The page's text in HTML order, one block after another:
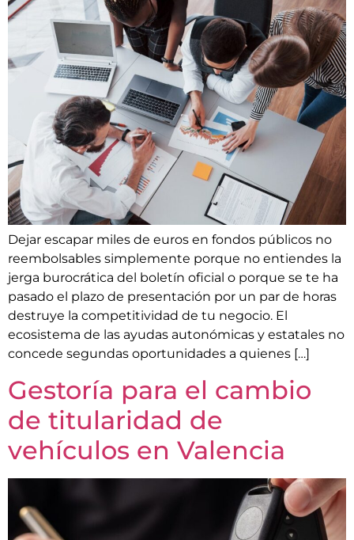
Dejar escapar miles de euros en fondos públicos no
reembolsables simplemente porque no entiendes la
jerga burocrática del boletín oficial o porque se te ha
pasado el plazo de presentación por un par de horas
destruye la competitividad de tu negocio. El
ecosistema de las ayudas autonómicas y estatales no
concede segundas oportunidades a quienes […]
Gestoría para el cambio
de titularidad de
vehículos en Valencia